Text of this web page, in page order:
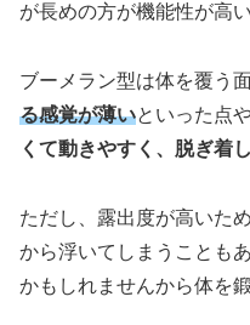
が長めの方が機能性が高
ブーメラン型は体を覆う
る感覚が薄いといった点
くて動きやすく、脱ぎ着
ただし、露出度が高いた
から浮いてしまうことも
かもしれませんから体を